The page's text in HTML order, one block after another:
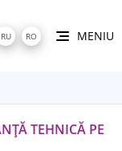
RU RO MENIU
TEHNICĂ PE